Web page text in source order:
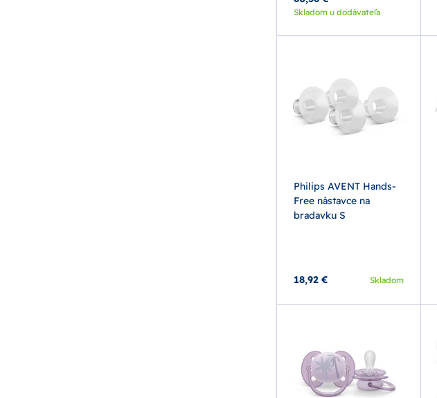
Skladom u dodávateľa
Philips AVENT Hands-
Free nástavce na
bradavku S
18,92 € Skladom